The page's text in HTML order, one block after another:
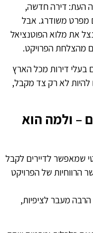
העת: דירה חדשה,
מפרט משודרג. אבל
את מלוא הפוטנציאל
מהצלחת הפרויקט.
בעלי דירות מכל הארץ
להיות לא רק צד מקבל,
– ולמה הוא
שמאפשר לדיירים לקבל
הרווחיות של הפרויקט
מעבר לציפיות,